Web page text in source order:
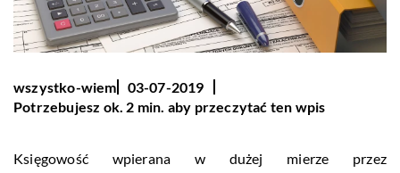
wszystko-wiem
03-07-2019
Potrzebujesz ok. 2 min. aby przeczytać ten wpis
Księgowość wpierana w dużej mierze przez